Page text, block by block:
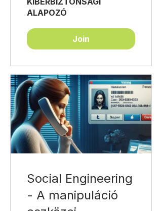
ALAPOZÓ
Join
Social Engineering
- A manipuláció